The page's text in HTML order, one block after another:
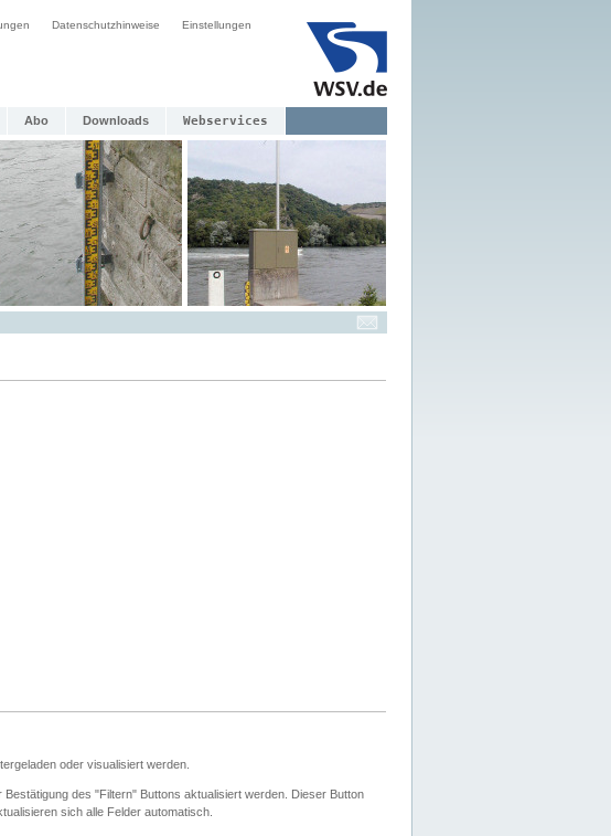
Datenschutzhinweise Einstellungen
Abo Downloads Webservices
oder visualisiert werden.
des "Filtern" Buttons aktualisiert werden. Dieser Button
sich alle Felder automatisch.